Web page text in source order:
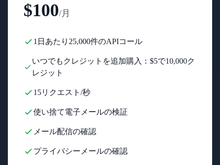
$100/月
1日あたり25,000件のAPIコール
いつでもクレジットを追加購入：$5で10,000ク
レジット
15リクエスト/秒
使い捨て電子メールの検証
メール配信の確認
プライバシーメールの確認